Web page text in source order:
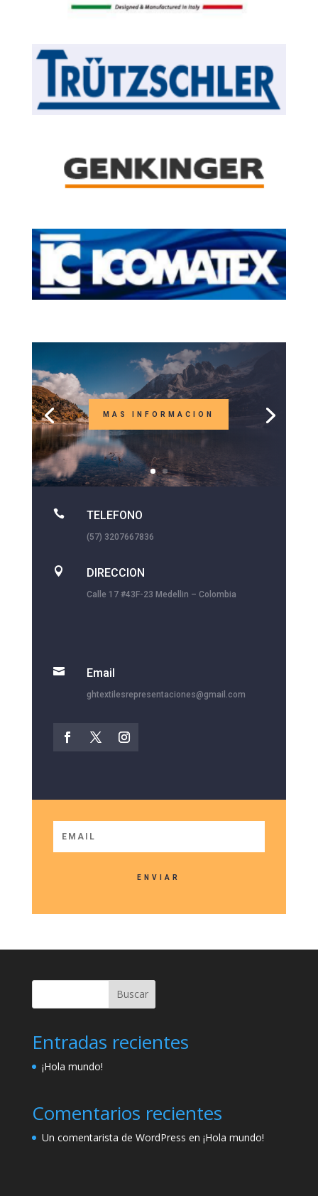
MAS INFORMACION
 TELEFONO
(57) 3207667836
 DIRECCION
Calle 17 #43F-23 Medellin – Colombia
 Email
ghtextilesrepresentaciones@gmail.com
ENVIAR
Buscar
Entradas recientes
¡Hola mundo!
Comentarios recientes
Un comentarista de WordPress en ¡Hola mundo!